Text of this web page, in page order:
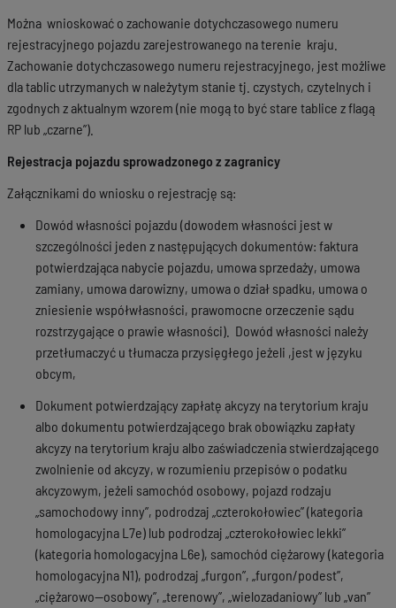
Można wnioskować o zachowanie dotychczasowego numeru
rejestracyjnego pojazdu zarejestrowanego na terenie kraju.
Zachowanie dotychczasowego numeru rejestracyjnego, jest możliwe
dla tablic utrzymanych w należytym stanie tj. czystych, czytelnych i
zgodnych z aktualnym wzorem (nie mogą to być stare tablice z flagą
RP lub „czarne”).
Rejestracja pojazdu sprowadzonego z zagranicy
Załącznikami do wniosku o rejestrację są:
Dowód własności pojazdu (dowodem własności jest w
szczególności jeden z następujących dokumentów: faktura
potwierdzająca nabycie pojazdu, umowa sprzedaży, umowa
zamiany, umowa darowizny, umowa o dział spadku, umowa o
zniesienie współwłasności, prawomocne orzeczenie sądu
rozstrzygające o prawie własności). Dowód własności należy
przetłumaczyć u tłumacza przysięgłego jeżeli ,jest w języku
obcym,
Dokument potwierdzający zapłatę akcyzy na terytorium kraju
albo dokumentu potwierdzającego brak obowiązku zapłaty
akcyzy na terytorium kraju albo zaświadczenia stwierdzającego
zwolnienie od akcyzy, w rozumieniu przepisów o podatku
akcyzowym, jeżeli samochód osobowy, pojazd rodzaju
„samochodowy inny”, podrodzaj „czterokołowiec” (kategoria
homologacyjna L7e) lub podrodzaj „czterokołowiec lekki”
(kategoria homologacyjna L6e), samochód ciężarowy (kategoria
homologacyjna N1), podrodzaj „furgon”, „furgon/podest”,
„ciężarowo--osobowy”, „terenowy”, „wielozadaniowy” lub „van”